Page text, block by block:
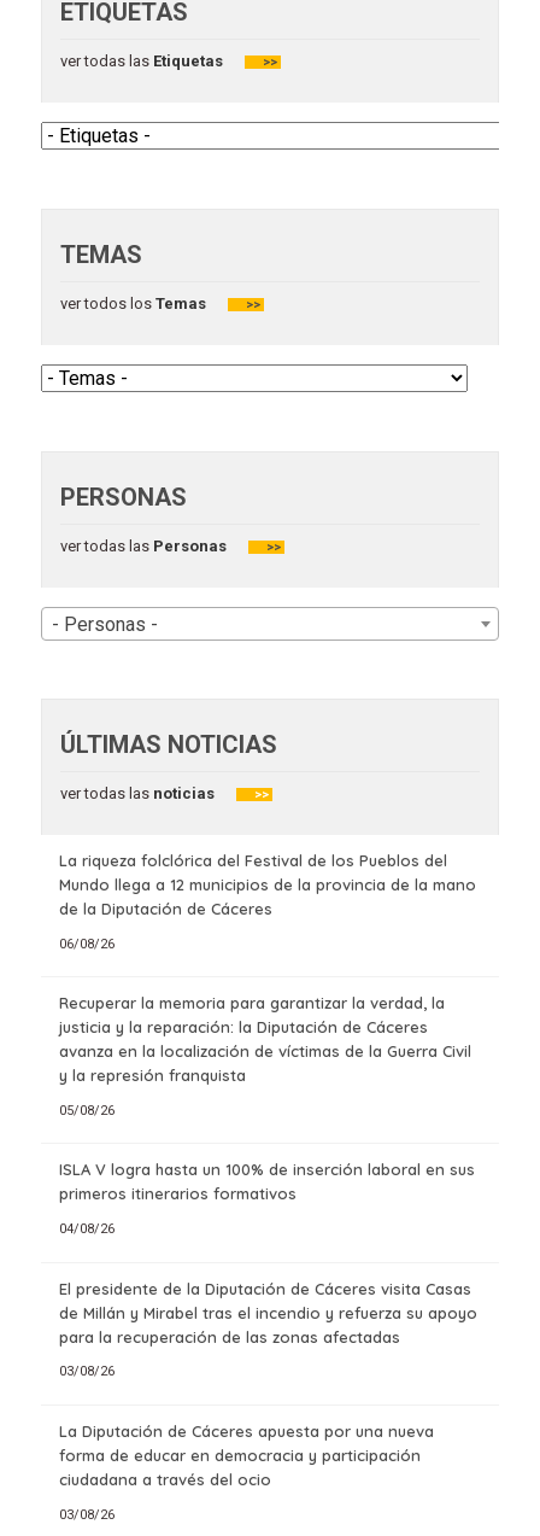
ETIQUETAS
ver todas las Etiquetas >>
TEMAS
ver todos losTemas >>
PERSONAS
ver todas lasPersonas >>
- Personas -
ÚLTIMAS NOTICIAS
ver todas lasnoticias >>
La riqueza folclórica del Festival de los Pueblos del
Mundo llega a 12 municipios de la provincia de la mano
de la Diputación de Cáceres
06/08/26
Recuperar la memoria para garantizar la verdad, la
justicia y la reparación: la Diputación de Cáceres
avanza en la localización de víctimas de la Guerra Civil
y la represión franquista
05/08/26
ISLA V logra hasta un 100% de inserción laboral en sus
primeros itinerarios formativos
04/08/26
El presidente de la Diputación de Cáceres visita Casas
de Millán y Mirabel tras el incendio y refuerza su apoyo
para la recuperación de las zonas afectadas
03/08/26
La Diputación de Cáceres apuesta por una nueva
forma de educar en democracia y participación
ciudadana a través del ocio
03/08/26